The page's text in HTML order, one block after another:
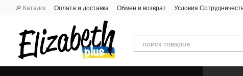
Перейти к основному контенту
🔎 Каталог Оплата и доставка Обмен и возврат Условия